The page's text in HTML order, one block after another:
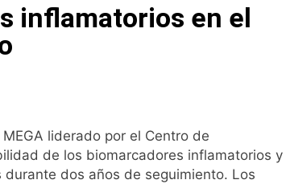
de la fotoprotección entre los más pequeños
ayudar a aliviar el malestar asociado al
tabaco que amplía los espacios sin humo a
de ley del medicamento: más
inflamatorios en el
liderado por el Centro de
de los biomarcadores inflamatorios y
dos años de seguimiento. Los